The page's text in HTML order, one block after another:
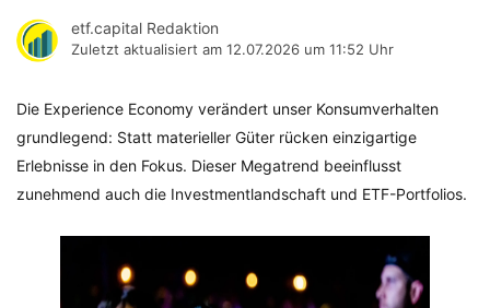
etf.capital Redaktion
Zuletzt aktualisiert am 12.07.2026 um 11:52 Uhr
Die Experience Economy verändert unser Konsumverhalten
grundlegend: Statt materieller Güter rücken einzigartige
Erlebnisse in den Fokus. Dieser Megatrend beeinflusst
zunehmend auch die Investmentlandschaft und ETF-Portfolios.